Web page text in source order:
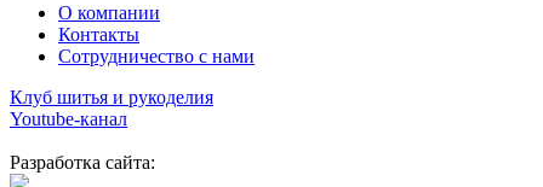
О компании
Контакты
Сотрудничество с нами
Клуб шитья и рукоделия
Youtube-канал
Разработка сайта: